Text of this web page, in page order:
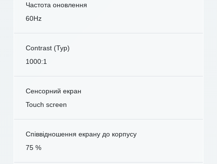
Частота оновлення
60Hz
Contrast (Typ)
1000:1
Сенсорний екран
Touch screen
Співвідношення екрану до корпусу
75 %